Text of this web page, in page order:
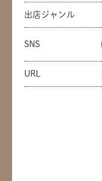
出店ジャンル
SNS
URL